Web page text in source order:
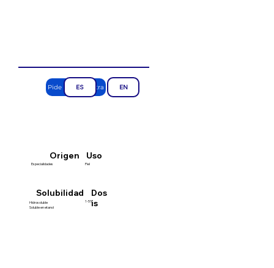
Pide una muestra EN
ES
Origen
Especialidades Piel
Uso
Hidrosoluble
Soluble en etanol
Solubilidad
1-5%
Dos
is